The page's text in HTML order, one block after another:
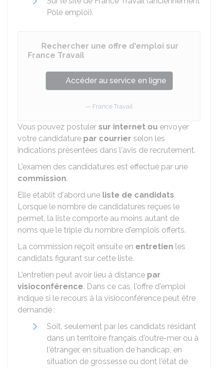
Pôle emploi).
Rechercher une offre d'emploi sur
France Travail
Accéder au service en ligne
France Travail
Vous pouvez postuler sur internet ou envoyer
votre candidature par courrier selon les
indications présentées dans l'avis de recrutement.
L'examen des candidatures est effectué par une
commission.
Elle établit d'abord une liste de candidats.
Lorsque le nombre de candidatures reçues le
permet, la liste comporte au moins autant de
noms que le triple du nombre d'emplois offerts.
La commission reçoit ensuite en entretien les
candidats figurant sur cette liste.
L'entretien peut avoir lieu à distance par
visioconférence. Dans ce cas, l'offre d'emploi
indique si le recours à la visioconférence peut être
demandé :
Soit, seulement par les candidats résidant
dans un territoire français d'outre-mer ou à
l'étranger, en situation de handicap, en
situation de grossesse ou dont l'état de